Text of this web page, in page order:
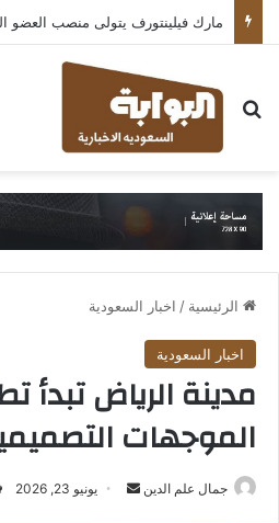
بحث عن
الرئيسية / اخبار السعودية
اخبار السعودية
مدينة الرياض تبدأ
الموجهات
جمال علم الدين
أرسل يونيو 23, 2026